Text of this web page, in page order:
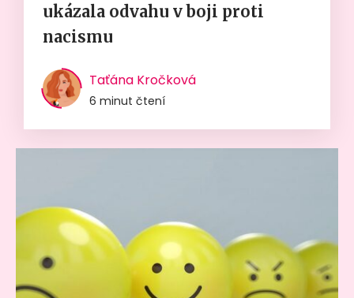
ukázala odvahu v boji proti
nacismu
Taťána Kročková
6 minut čtení